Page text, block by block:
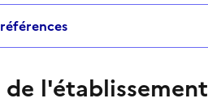
l'établissement